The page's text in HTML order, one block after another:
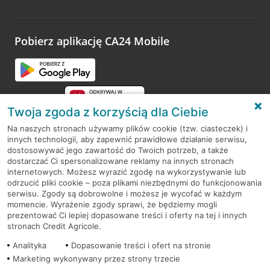
opinie.
Pobierz aplikację CA24 Mobile
RODO
Regulamin serwisu
Mapa serwisu
PolitykaCookies
Twoja zgoda z korzyścią dla Ciebie
Na naszych stronach używamy plików cookie (tzw. ciasteczek) i
innych technologii, aby zapewnić prawidłowe działanie serwisu,
dostosowywać jego zawartość do Twoich potrzeb, a także
dostarczać Ci spersonalizowane reklamy na innych stronach
internetowych. Możesz wyrazić zgodę na wykorzystywanie lub
odrzucić pliki cookie – poza plikami niezbędnymi do funkcjonowania
serwisu. Zgody są dobrowolne i możesz je wycofać w każdym
momencie. Wyrażenie zgody sprawi, że będziemy mogli
prezentować Ci lepiej dopasowane treści i oferty na tej i innych
stronach Credit Agricole.
Analityka
Dopasowanie treści i ofert na stronie
Marketing wykonywany przez strony trzecie